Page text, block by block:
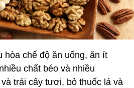
hòa chế độ ăn uống, ăn ít
chất béo và nhiều
trái cây tươi, bỏ thuốc lá và